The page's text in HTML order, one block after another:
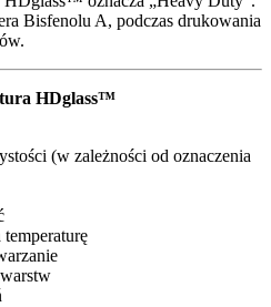
Bisfenolu A, podczas drukowania
HDglass™
(w zależności od oznaczenia